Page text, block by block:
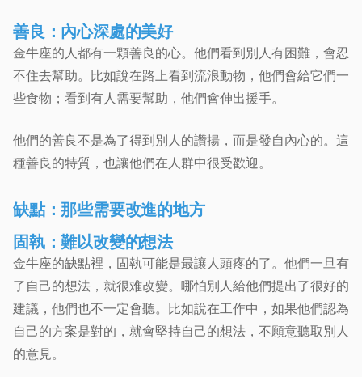
善良：內心深處的美好
金牛座的人都有一顆善良的心。他們看到別人有困難，會忍
不住去幫助。比如說在路上看到流浪動物，他們會給它們一
些食物；看到有人需要幫助，他們會伸出援手。
他們的善良不是為了得到別人的讚揚，而是發自內心的。這
種善良的特質，也讓他們在人群中很受歡迎。
缺點：那些需要改進的地方
固執：難以改變的想法
金牛座的缺點裡，固執可能是最讓人頭疼的了。他們一旦有
了自己的想法，就很难改變。哪怕別人給他們提出了很好的
建議，他們也不一定會聽。比如說在工作中，如果他們認為
自己的方案是對的，就會堅持自己的想法，不願意聽取別人
的意見。